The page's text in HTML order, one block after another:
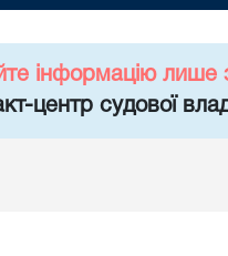
інформацію лише
центр судової